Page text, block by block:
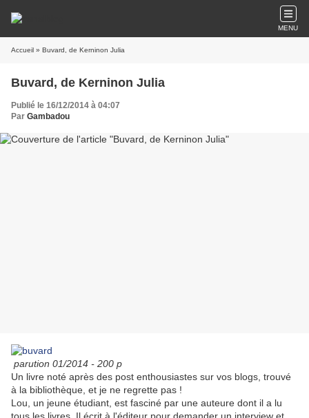
MENU
Accueil » Buvard, de Kerninon Julia
Buvard, de Kerninon Julia
Publié le 16/12/2014 à 04:07
Par Gambadou
parution 01/2014 - 200 p
Un livre noté après des post enthousiastes sur vos blogs, trouvé
à la bibliothèque, et je ne regrette pas !
Lou, un jeune étudiant, est fasciné par une auteure dont il a lu